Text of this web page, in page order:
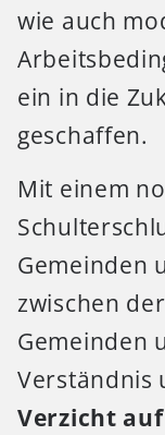
wie auch
ein in die
geschaffen.
Mit einem
Gemeinden
zwischen
Gemeinden
Verständnis
Verzicht auf